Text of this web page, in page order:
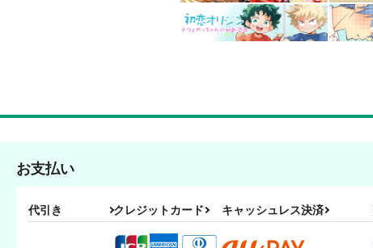
お支払い
代引き クレジットカード キャッシュレス決済